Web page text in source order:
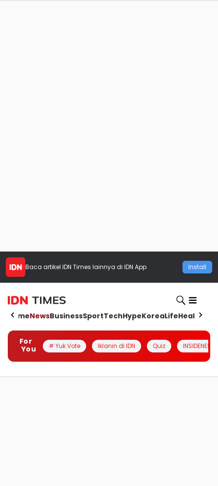
Baca artikel IDN Times lainnya di IDN App Install
HomeNewsBusinessSportTechHypeKoreaLifeHealth
For
You
# Yuk Vote Iklanin di IDN Quiz INSIDENESIA